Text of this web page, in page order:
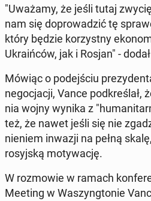
"Uważamy, że jeśli tutaj
nam się do­pro­wa­dzić tę
który będzie ko­rzyst­ny
Ukra­iń­ców, jak i Rosjan" -
Mówiąc o po­dej­ściu
ne­go­cja­cji, Vance pod­kre­ślał,
nia wojny wynika z
też, że nawet jeśli się nie
nie­niem inwazji na pełną
ro­syj­ską mo­ty­wa­cję.
W roz­mo­wie w ramach
Meeting w Wa­szyng­to­nie